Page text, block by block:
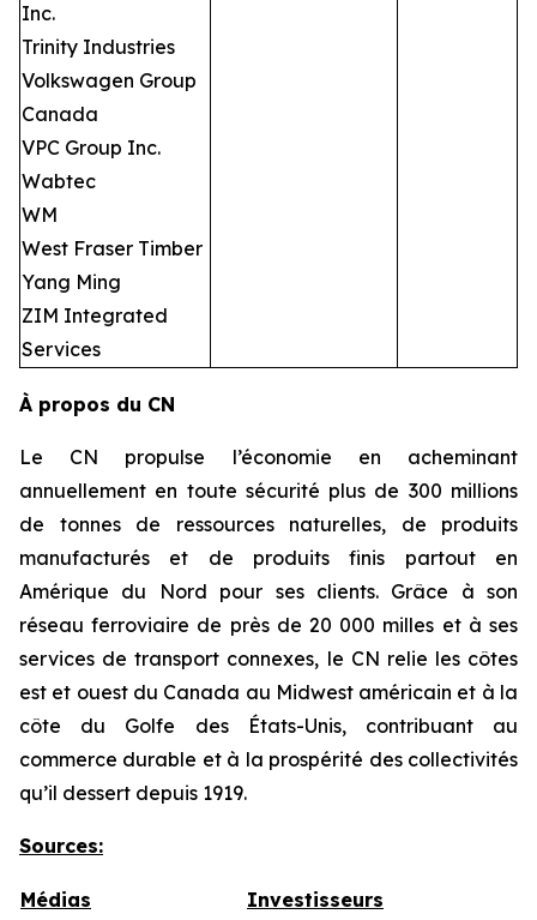
Inc.
Trinity Industries
Volkswagen Group
Canada
VPC Group Inc.
Wabtec
WM
West Fraser Timber
Yang Ming
ZIM Integrated
Services
À propos du CN
Le CN propulse l’économie en acheminant
annuellement en toute sécurité plus de 300 millions
de tonnes de ressources naturelles, de produits
manufacturés et de produits finis partout en
Amérique du Nord pour ses clients. Grâce à son
réseau ferroviaire de près de 20 000 milles et à ses
services de transport connexes, le CN relie les côtes
est et ouest du Canada au Midwest américain et à la
côte du Golfe des États-Unis, contribuant au
commerce durable et à la prospérité des collectivités
qu’il dessert depuis 1919.
Sources:
Médias
Investisseurs